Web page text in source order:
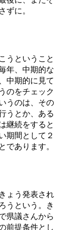
に。
うということ
年、中期的な
中期的に見て
のをチェック
うのは、その
うとか、ある
継続をすると
期間として２
あります。
ょう発表され
うという。き
県議さんから
前提条件とし